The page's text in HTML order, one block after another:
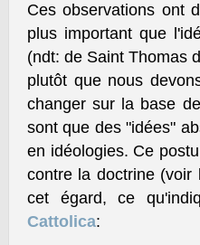
Ces observations ont
plus important que
(ndt: de Saint Thomas
plutôt que nous
changer sur la base
sont que des "idées"
en idéologies. Ce
contre la doctrine (voir
cet égard, ce
Cattolica: